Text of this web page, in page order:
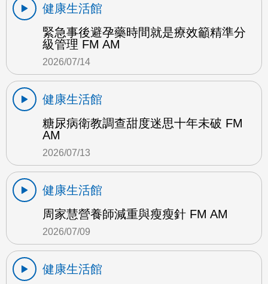
健康生活館
緊急事後避孕藥時間就是療效籲精準分
級管理 FM AM
2026/07/14
健康生活館
糖尿病衛教調查甜度迷思十年未破 FM
AM
2026/07/13
健康生活館
周家慧營養師減重與瘦瘦針 FM AM
2026/07/09
健康生活館